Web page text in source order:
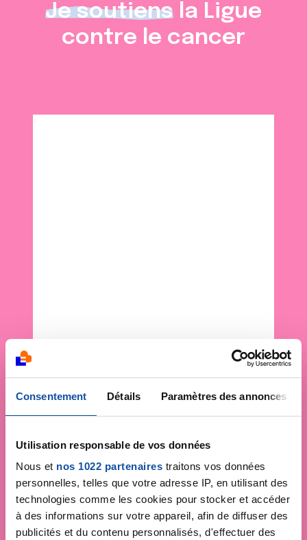
Consentement Détails Paramètres des annonces
Utilisation responsable de vos données
Nous et nos 1022 partenaires traitons vos données
personnelles, telles que votre adresse IP, en utilisant des
technologies comme les cookies pour stocker et accéder
à des informations sur votre appareil, afin de diffuser des
publicités et du contenu personnalisés, d'effectuer des
Je soutiens la Ligue
contre le cancer